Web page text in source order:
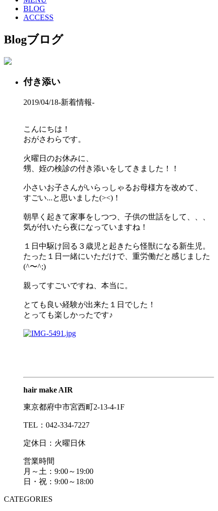
BLOG
ACCESS
Blogブログ
付き添い
2019/04/18-新着情報-
こんにちは！
おがさわらです。
火曜日のお休みに、
甥、姪の検診の付き添いをしてきました！！
小さいお子さんがいらっしゃるお母様方を改めて、
すごい...と思いました(><)！
朝早く起きて家事をしつつ、子供の世話をして、、、
気が付いたら夜になっていますね！
１日中駆け回る３歳児と起きたら怪獣になる新生児。
たった１日一緒にいただけで、重労働だと感じました
(^〜^;)
親ってすごいですね、本当に。
とても良い経験が出来た１日でした！
とっても楽しかったです♪
hair make AIR
東京都府中市宮西町2-13-4-1F
TEL：042-334-7227
定休日：火曜日休
営業時間
月～土：9:00～19:00
日・祝：9:00～18:00
CATEGORIES